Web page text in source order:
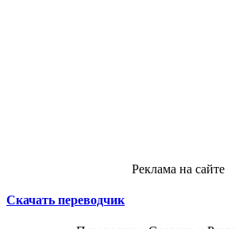
Реклама на сайте
Скачать переводчик